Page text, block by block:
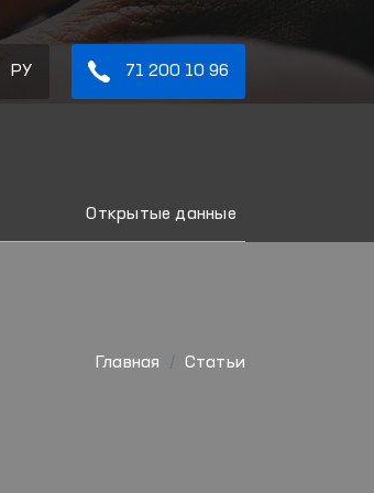
РУ 71 200 10 96
Открытые данные
Главная Статьи